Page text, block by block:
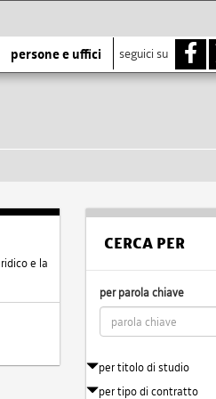
persone e uffici seguici su
e la
CERCA PER
per parola chiave
per titolo di studio
per tipo di contratto